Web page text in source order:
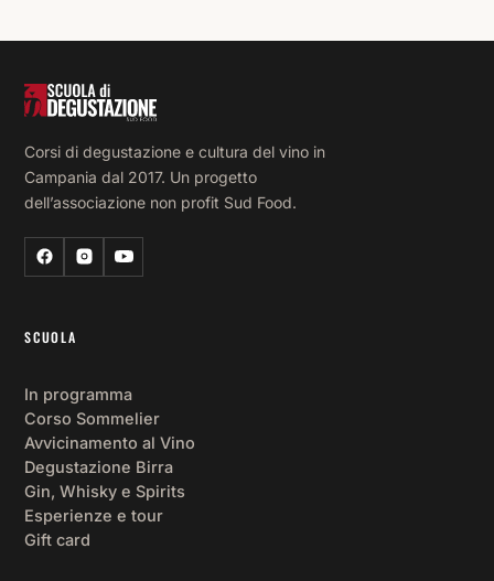
Corsi di degustazione e cultura del vino in
Campania dal 2017. Un progetto
dell’associazione non profit Sud Food.
SCUOLA
In programma
Corso Sommelier
Avvicinamento al Vino
Degustazione Birra
Gin, Whisky e Spirits
Esperienze e tour
Gift card